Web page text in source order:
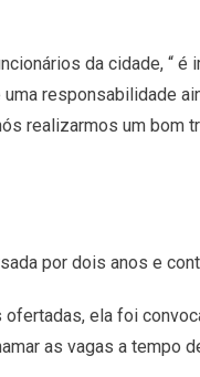
da cidade, “ é
responsabilidade
realizarmos um bom
por dois anos e
ela foi
as vagas a tempo